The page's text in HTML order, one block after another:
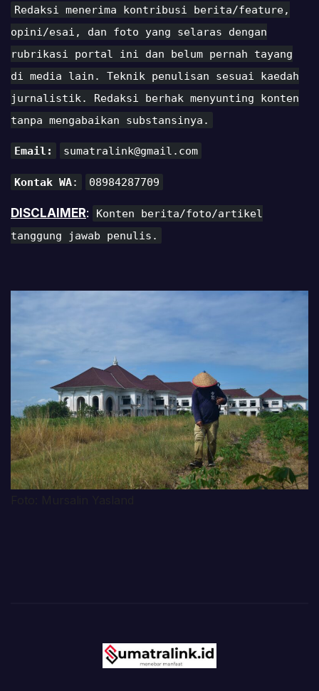
Redaksi menerima kontribusi berita/feature,
opini/esai, dan foto yang selaras dengan
rubrikasi portal ini dan belum pernah tayang
di media lain. Teknik penulisan sesuai kaedah
jurnalistik. Redaksi berhak menyunting konten
tanpa mengabaikan substansinya.
Email: sumatralink@gmail.com
Kontak WA: 08984287709
DISCLAIMER:
Konten berita/foto/artikel
tanggung jawab penulis.